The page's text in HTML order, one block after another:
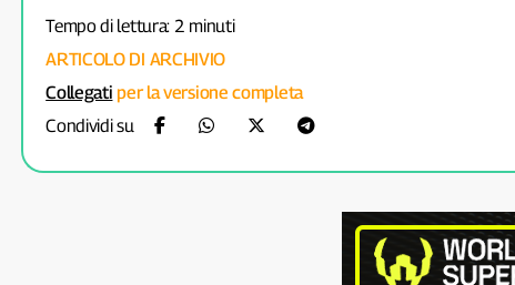
Tempo di lettura: 2 minuti
ARTICOLO DI ARCHIVIO
Collegati per la versione completa
Condividi su